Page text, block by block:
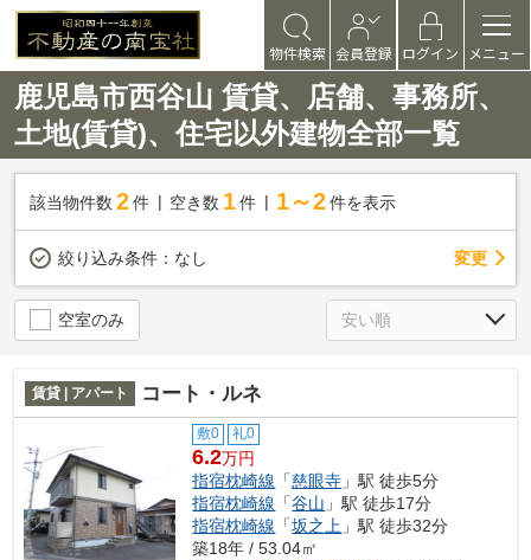
物件検索 会員登録 ログイン メニュー
鹿児島市西谷山 賃貸、店舗、事務所、
土地(賃貸)、住宅以外建物全部一覧
該当物件数 2件 空き数 1 件 1～2 件を表示
絞り込み条件： なし 変更
空室のみ
賃貸 | アパート コート・ルネ
敷0 礼0
6.2万円
指宿枕崎線 「慈眼寺 」駅 徒歩5分
指宿枕崎線 「谷山 」駅 徒歩17分
指宿枕崎線 「坂之上 」駅 徒歩32分
築18年 / 53.04㎡